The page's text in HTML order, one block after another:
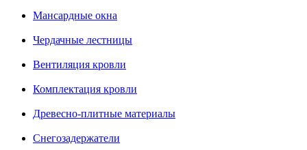
Мансардные окна
Чердачные лестницы
Вентиляция кровли
Комплектация кровли
Древесно-плитные материалы
Снегозадержатели